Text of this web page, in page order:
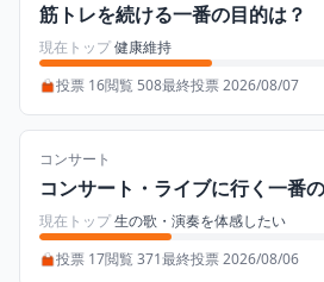
筋トレを続ける一番の目的は？
現在トップ健康維持
投票 16閲覧 508最終投票 2026/08/07
コンサート
コンサート・ライブに行く一番
現在トップ生の歌・演奏を体感したい
投票 17閲覧 371最終投票 2026/08/06